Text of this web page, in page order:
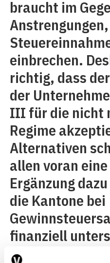
braucht im
einbrechen.
richtig, dass
der
III für die nicht
Regime
Alternativen
allen voran
Ergänzung
die Kantone bei
finanziell